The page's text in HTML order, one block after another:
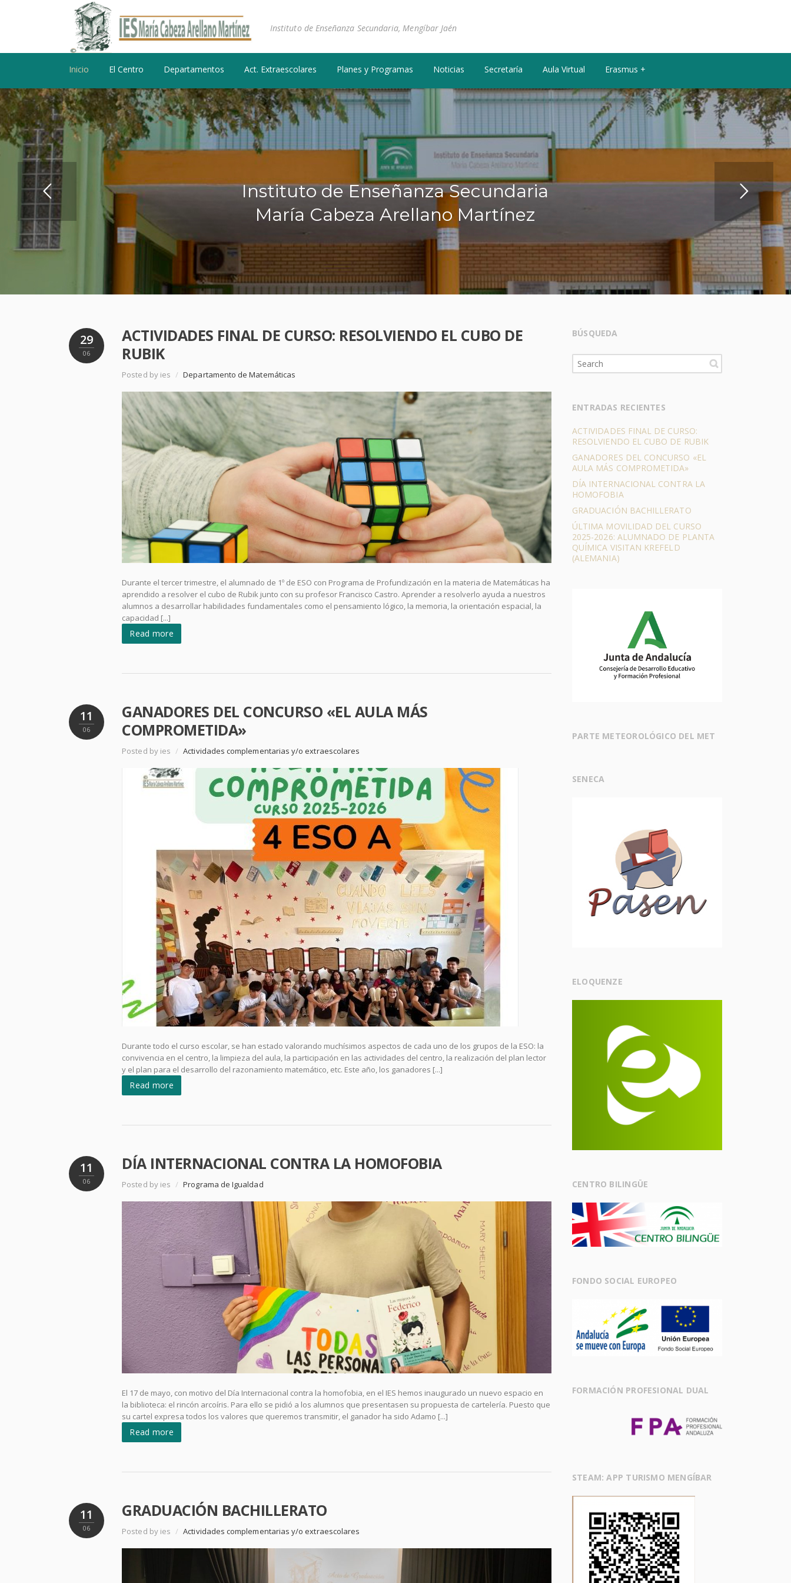
Instituto de Enseñanza Secundaria, Mengíbar Jaén
Inicio El Centro Departamentos Act. Extraescolares Planes y Programas Noticias Secretaría Aula Virtual Erasmus +
María Cabeza Arellano Martínez
Instituto de Enseñanza Secundaria
29
06
ACTIVIDADES FINAL DE CURSO: RESOLVIENDO EL CUBO DE
RUBIK
Posted by ies / Departamento de Matemáticas
Durante el tercer trimestre, el alumnado de 1º de ESO con Programa de Profundización en la materia de Matemáticas ha
aprendido a resolver el cubo de Rubik junto con su profesor Francisco Castro. Aprender a resolverlo ayuda a nuestros
alumnos a desarrollar habilidades fundamentales como el pensamiento lógico, la memoria, la orientación espacial, la
capacidad [...]
Read more
11
06
GANADORES DEL CONCURSO «EL AULA MÁS
COMPROMETIDA»
Posted by ies / Actividades complementarias y/o extraescolares
Durante todo el curso escolar, se han estado valorando muchísimos aspectos de cada uno de los grupos de la ESO: la
convivencia en el centro, la limpieza del aula, la participación en las actividades del centro, la realización del plan lector
y el plan para el desarrollo del razonamiento matemático, etc. Este año, los ganadores [...]
Read more
11
06
DÍA INTERNACIONAL CONTRA LA HOMOFOBIA
Posted by ies / Programa de Igualdad
El 17 de mayo, con motivo del Día Internacional contra la homofobia, en el IES hemos inaugurado un nuevo espacio en
la biblioteca: el rincón arcoíris. Para ello se pidió a los alumnos que presentasen su propuesta de cartelería. Puesto que
su cartel expresa todos los valores que queremos transmitir, el ganador ha sido Adamo [...]
Read more
11
06
GRADUACIÓN BACHILLERATO
Posted by ies / Actividades complementarias y/o extraescolares
BÚSQUEDA
ENTRADAS RECIENTES
ACTIVIDADES FINAL DE CURSO:
RESOLVIENDO EL CUBO DE RUBIK
GANADORES DEL CONCURSO «EL
AULA MÁS COMPROMETIDA»
DÍA INTERNACIONAL CONTRA LA
HOMOFOBIA
GRADUACIÓN BACHILLERATO
ÚLTIMA MOVILIDAD DEL CURSO
2025-2026: ALUMNADO DE PLANTA
QUÍMICA VISITAN KREFELD
(ALEMANIA)
PARTE METEOROLÓGICO DEL MET
SENECA
ELOQUENZE
CENTRO BILINGÜE
FONDO SOCIAL EUROPEO
FORMACIÓN PROFESIONAL DUAL
STEAM: APP TURISMO MENGÍBAR